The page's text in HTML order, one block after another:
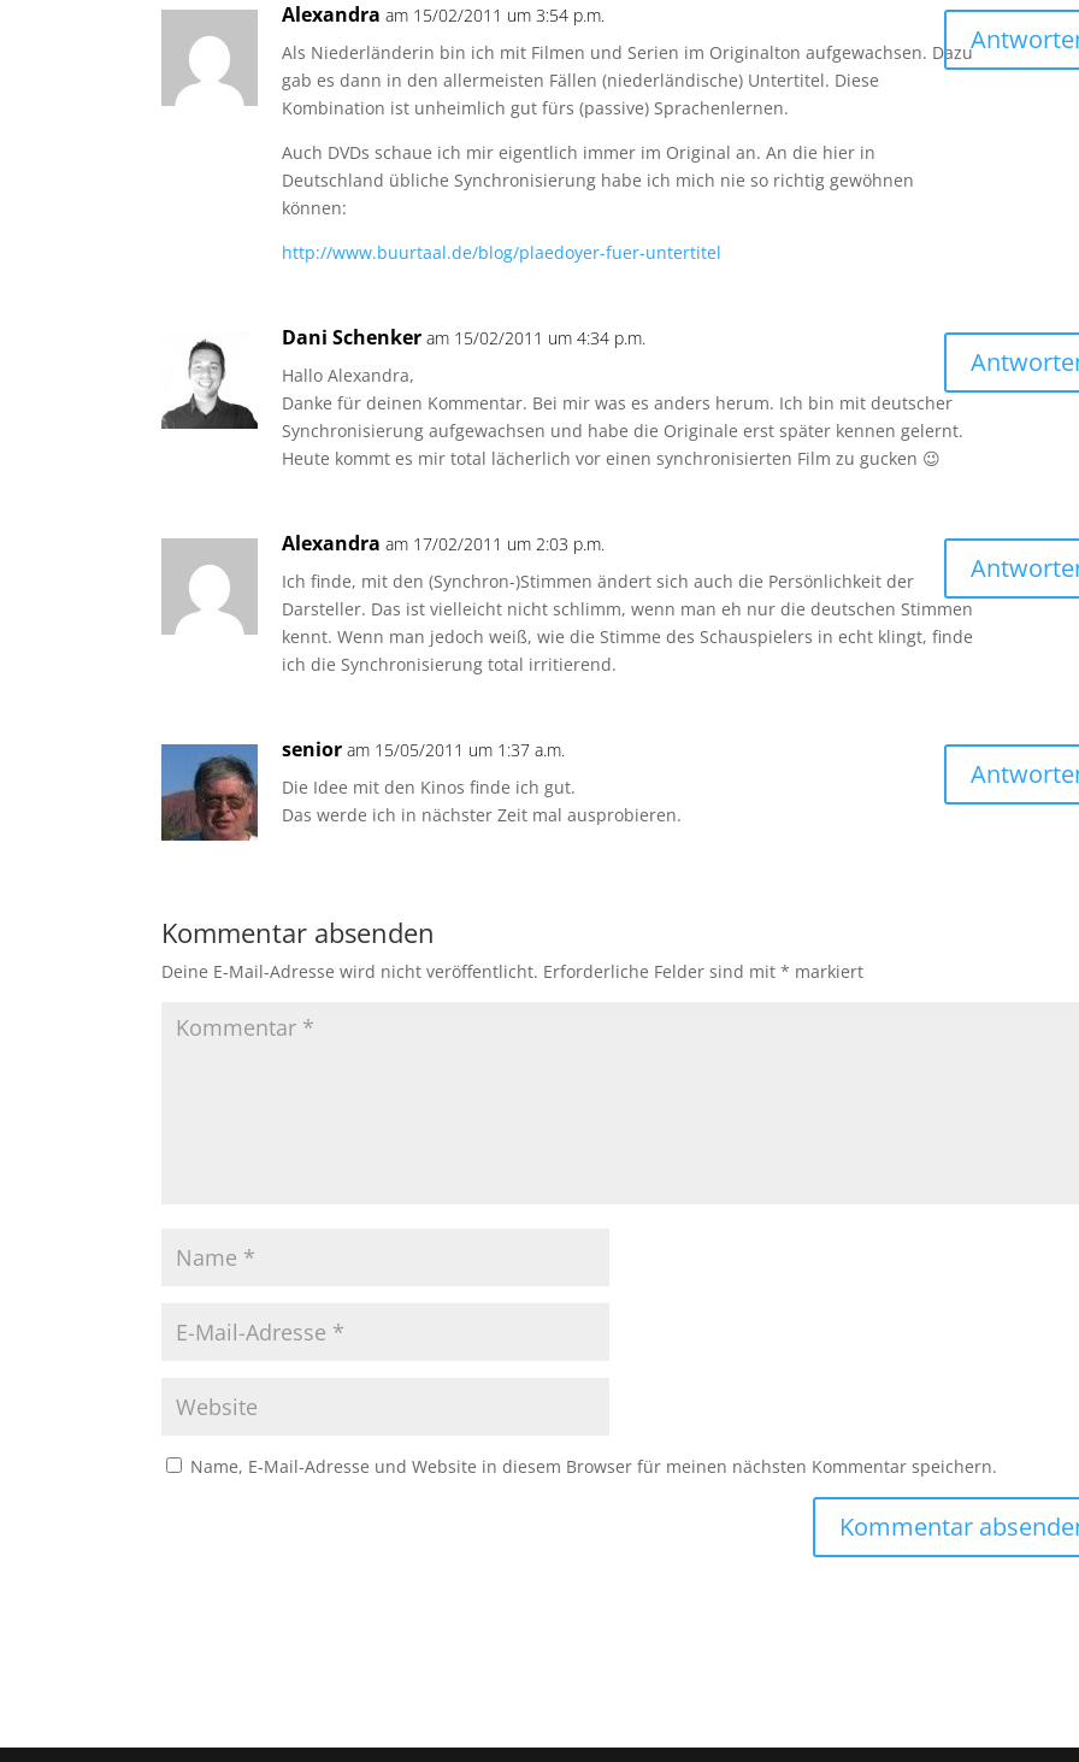
Alexandra am 15/02/2011 um 3:54 p.m.
Als Niederländerin bin ich mit Filmen und Serien im Originalton aufgewachsen. Dazu
gab es dann in den allermeisten Fällen (niederländische) Untertitel. Diese
Kombination ist unheimlich gut fürs (passive) Sprachenlernen.
Auch DVDs schaue ich mir eigentlich immer im Original an. An die hier in
Deutschland übliche Synchronisierung habe ich mich nie so richtig gewöhnen
können:
http://www.buurtaal.de/blog/plaedoyer-fuer-untertitel
Dani Schenker am 15/02/2011 um 4:34 p.m.
Hallo Alexandra,
Danke für deinen Kommentar. Bei mir was es anders herum. Ich bin mit deutscher
Synchronisierung aufgewachsen und habe die Originale erst später kennen gelernt.
Heute kommt es mir total lächerlich vor einen synchronisierten Film zu gucken 😉
Alexandra am 17/02/2011 um 2:03 p.m.
Ich finde, mit den (Synchron-)Stimmen ändert sich auch die Persönlichkeit der
Darsteller. Das ist vielleicht nicht schlimm, wenn man eh nur die deutschen Stimmen
kennt. Wenn man jedoch weiß, wie die Stimme des Schauspielers in echt klingt, finde
ich die Synchronisierung total irritierend.
senior am 15/05/2011 um 1:37 a.m.
Die Idee mit den Kinos finde ich gut.
Das werde ich in nächster Zeit mal ausprobieren.
Kommentar absenden
Deine E-Mail-Adresse wird nicht veröffentlicht. Erforderliche Felder sind mit* markiert
Name, E-Mail-Adresse und Website in diesem Browser für meinen nächsten Kommentar speichern.